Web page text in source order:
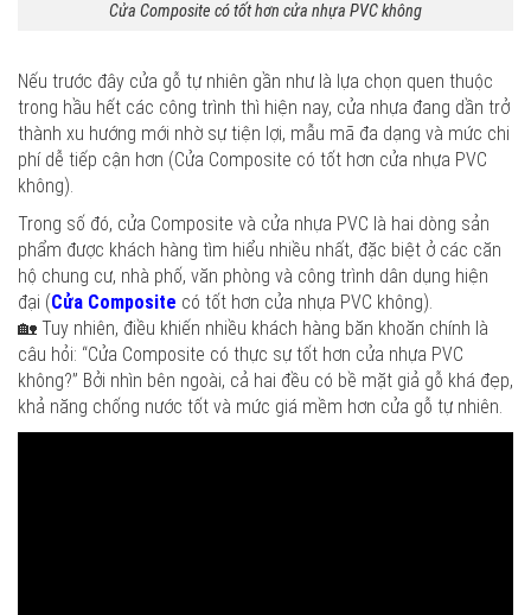
Cửa Composite có tốt hơn cửa nhựa PVC không
Nếu trước đây cửa gỗ tự nhiên gần như là lựa chọn quen thuộc
trong hầu hết các công trình thì hiện nay, cửa nhựa đang dần trở
thành xu hướng mới nhờ sự tiện lợi, mẫu mã đa dạng và mức chi
phí dễ tiếp cận hơn (Cửa Composite có tốt hơn cửa nhựa PVC
không).
Trong số đó, cửa Composite và cửa nhựa PVC là hai dòng sản
phẩm được khách hàng tìm hiểu nhiều nhất, đặc biệt ở các căn
hộ chung cư, nhà phố, văn phòng và công trình dân dụng hiện
đại (Cửa Composite có tốt hơn cửa nhựa PVC không).
🏡 Tuy nhiên, điều khiến nhiều khách hàng băn khoăn chính là
câu hỏi: “Cửa Composite có thực sự tốt hơn cửa nhựa PVC
không?” Bởi nhìn bên ngoài, cả hai đều có bề mặt giả gỗ khá đẹp,
khả năng chống nước tốt và mức giá mềm hơn cửa gỗ tự nhiên.